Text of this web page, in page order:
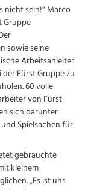
nicht sein!“ Marco
Gruppe
sowie seine
Arbeitsanleiter
Fürst Gruppe zu
60 volle
von Fürst
sich darunter
Spielsachen für
gebrauchte
kleinem
„Es ist uns